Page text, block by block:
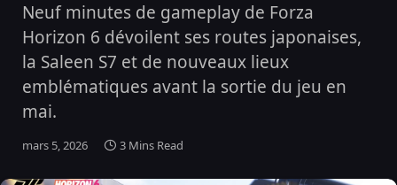
Neuf minutes de gameplay de Forza
Horizon 6 dévoilent ses routes japonaises,
la Saleen S7 et de nouveaux lieux
emblématiques avant la sortie du jeu en
mai.
mars 5, 2026 3 Mins Read